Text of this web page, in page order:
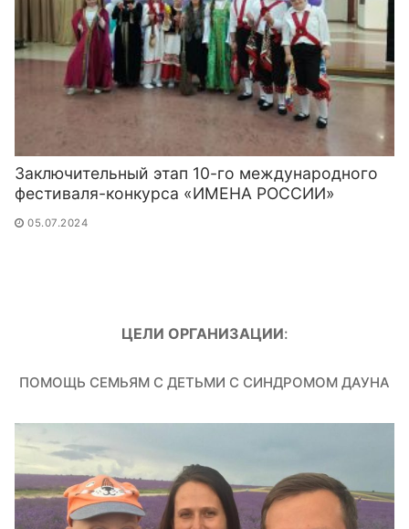
Заключительный этап 10-го международного
фестиваля-конкурса «ИМЕНА РОССИИ»
05.07.2024
ЦЕЛИ ОРГАНИЗАЦИИ:
ПОМОЩЬ СЕМЬЯМ С ДЕТЬМИ С СИНДРОМОМ ДАУНА